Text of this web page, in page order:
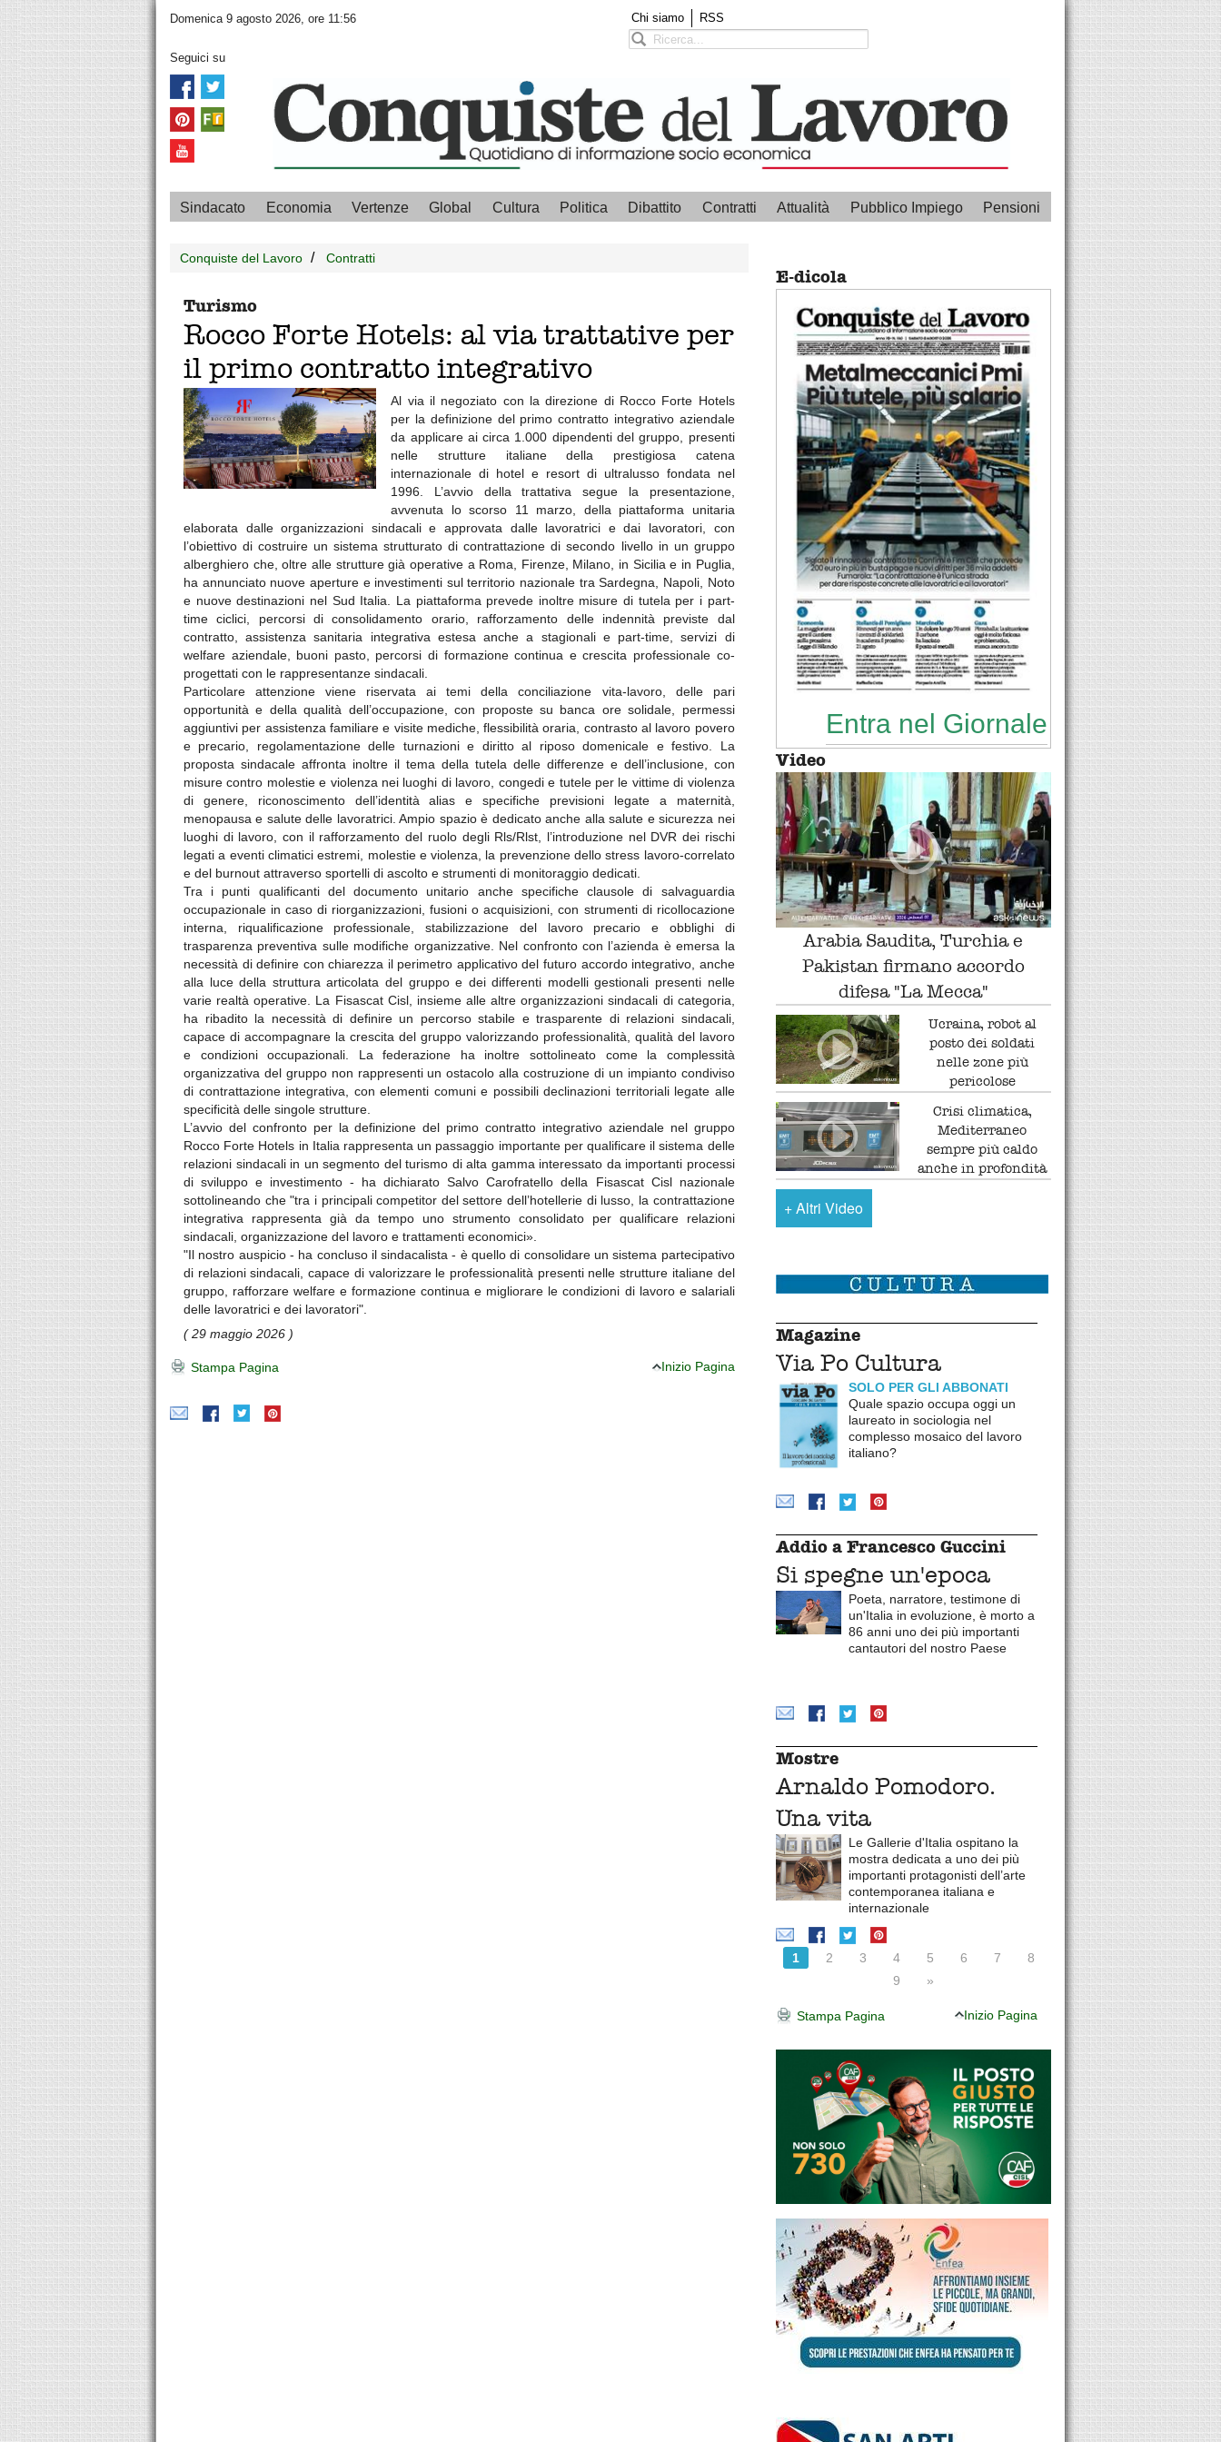
Domenica 9 agosto 2026, ore 11:56 Chi siamo RSS
Seguici su
Sindacato Economia Vertenze Global Cultura Politica Dibattito Contratti Attualità Pubblico Impiego Pensioni
Conquiste del Lavoro Contratti
Turismo
Rocco Forte Hotels: al via trattative per
il primo contratto integrativo
Al via il negoziato con la direzione di Rocco Forte Hotels
per la definizione del primo contratto integrativo aziendale
da applicare ai circa 1.000 dipendenti del gruppo, presenti
nelle strutture italiane della prestigiosa catena
internazionale di hotel e resort di ultralusso fondata nel
1996. L’avvio della trattativa segue la presentazione,
avvenuta lo scorso 11 marzo, della piattaforma unitaria
elaborata dalle organizzazioni sindacali e approvata dalle lavoratrici e dai lavoratori, con
l’obiettivo di costruire un sistema strutturato di contrattazione di secondo livello in un gruppo
alberghiero che, oltre alle strutture già operative a Roma, Firenze, Milano, in Sicilia e in Puglia,
ha annunciato nuove aperture e investimenti sul territorio nazionale tra Sardegna, Napoli, Noto
e nuove destinazioni nel Sud Italia. La piattaforma prevede inoltre misure di tutela per i part-
time ciclici, percorsi di consolidamento orario, rafforzamento delle indennità previste dal
contratto, assistenza sanitaria integrativa estesa anche a stagionali e part-time, servizi di
welfare aziendale, buoni pasto, percorsi di formazione continua e crescita professionale co-
progettati con le rappresentanze sindacali.
Particolare attenzione viene riservata ai temi della conciliazione vita-lavoro, delle pari
opportunità e della qualità dell’occupazione, con proposte su banca ore solidale, permessi
aggiuntivi per assistenza familiare e visite mediche, flessibilità oraria, contrasto al lavoro povero
e precario, regolamentazione delle turnazioni e diritto al riposo domenicale e festivo. La
proposta sindacale affronta inoltre il tema della tutela delle differenze e dell’inclusione, con
misure contro molestie e violenza nei luoghi di lavoro, congedi e tutele per le vittime di violenza
di genere, riconoscimento dell’identità alias e specifiche previsioni legate a maternità,
menopausa e salute delle lavoratrici. Ampio spazio è dedicato anche alla salute e sicurezza nei
luoghi di lavoro, con il rafforzamento del ruolo degli Rls/Rlst, l’introduzione nel DVR dei rischi
legati a eventi climatici estremi, molestie e violenza, la prevenzione dello stress lavoro-correlato
e del burnout attraverso sportelli di ascolto e strumenti di monitoraggio dedicati.
Tra i punti qualificanti del documento unitario anche specifiche clausole di salvaguardia
occupazionale in caso di riorganizzazioni, fusioni o acquisizioni, con strumenti di ricollocazione
interna, riqualificazione professionale, stabilizzazione del lavoro precario e obblighi di
trasparenza preventiva sulle modifiche organizzative. Nel confronto con l’azienda è emersa la
necessità di definire con chiarezza il perimetro applicativo del futuro accordo integrativo, anche
alla luce della struttura articolata del gruppo e dei differenti modelli gestionali presenti nelle
varie realtà operative. La Fisascat Cisl, insieme alle altre organizzazioni sindacali di categoria,
ha ribadito la necessità di definire un percorso stabile e trasparente di relazioni sindacali,
capace di accompagnare la crescita del gruppo valorizzando professionalità, qualità del lavoro
e condizioni occupazionali. La federazione ha inoltre sottolineato come la complessità
organizzativa del gruppo non rappresenti un ostacolo alla costruzione di un impianto condiviso
di contrattazione integrativa, con elementi comuni e possibili declinazioni territoriali legate alle
specificità delle singole strutture.
L’avvio del confronto per la definizione del primo contratto integrativo aziendale nel gruppo
Rocco Forte Hotels in Italia rappresenta un passaggio importante per qualificare il sistema delle
relazioni sindacali in un segmento del turismo di alta gamma interessato da importanti processi
di sviluppo e investimento - ha dichiarato Salvo Carofratello della Fisascat Cisl nazionale
sottolineando che "tra i principali competitor del settore dell’hotellerie di lusso, la contrattazione
integrativa rappresenta già da tempo uno strumento consolidato per qualificare relazioni
sindacali, organizzazione del lavoro e trattamenti economici».
"Il nostro auspicio - ha concluso il sindacalista - è quello di consolidare un sistema partecipativo
di relazioni sindacali, capace di valorizzare le professionalità presenti nelle strutture italiane del
gruppo, rafforzare welfare e formazione continua e migliorare le condizioni di lavoro e salariali
delle lavoratrici e dei lavoratori".
( 29 maggio 2026 )
Stampa Pagina Inizio Pagina
E-dicola
Entra nel Giornale
Video
Arabia Saudita, Turchia e
Pakistan firmano accordo
difesa "La Mecca"
Ucraina, robot al
posto dei soldati
nelle zone più
pericolose
Crisi climatica,
Mediterraneo
sempre più caldo
anche in profondità
+Altri Video
Magazine
Via Po Cultura
SOLO PER GLI ABBONATI
Quale spazio occupa oggi un
laureato in sociologia nel
complesso mosaico del lavoro
italiano?
Addio a Francesco Guccini
Si spegne un'epoca
Poeta, narratore, testimone di
un'Italia in evoluzione, è morto a
86 anni uno dei più importanti
cantautori del nostro Paese
Mostre
Arnaldo Pomodoro.
Una vita
Le Gallerie d'Italia ospitano la
mostra dedicata a uno dei più
importanti protagonisti dell’arte
contemporanea italiana e
internazionale
1 2 3 4 5 6 7
8
9
»
Stampa Pagina Inizio Pagina